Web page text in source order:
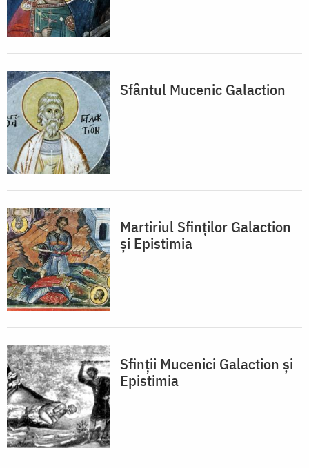
Sfântul Mucenic Galaction
Martiriul Sfinților Galaction
și Epistimia
Sfinții Mucenici Galaction și
Epistimia